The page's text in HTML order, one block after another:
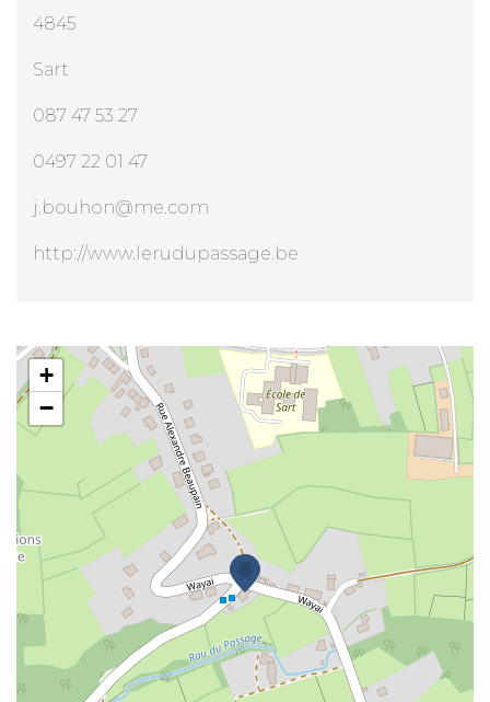
4845
Sart
087 47 53 27
0497 22 01 47
j.bouhon@me.com
http://www.lerudupassage.be
Le Ru du Passage
+
−